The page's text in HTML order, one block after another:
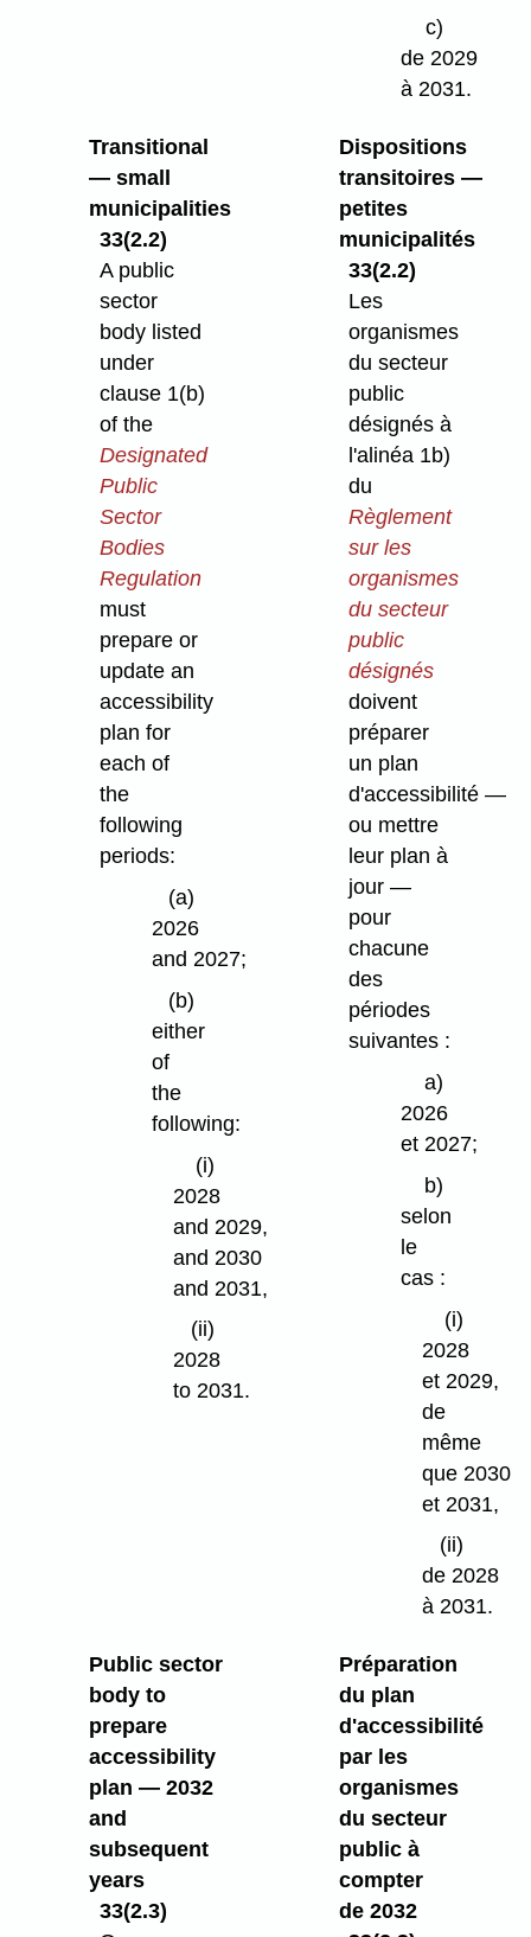
c)
de 2029
à 2031.
Transitional
— small
municipalities
33(2.2)
A public
sector
body listed
under
clause 1(b)
of the
Designated
Public
Sector
Bodies
Regulation
must
prepare or
update an
accessibility
plan for
each of
the
following
periods:
(a)
2026
and 2027;
(b)
either
of
the
following:
(i)
2028
and 2029,
and 2030
and 2031,
(ii)
2028
to 2031.
Dispositions
transitoires —
petites
municipalités
33(2.2)
Les
organismes
du secteur
public
désignés à
l'alinéa 1b)
du
Règlement
sur les
organismes
du secteur
public
désignés
doivent
préparer
un plan
d'accessibilité —
ou mettre
leur plan à
jour —
pour
chacune
des
périodes
suivantes :
a)
2026
et 2027;
b)
selon
le
cas :
(i)
2028
et 2029,
de
même
que 2030
et 2031,
(ii)
de 2028
à 2031.
Public sector
body to
prepare
accessibility
plan — 2032
and
subsequent
years
33(2.3)
Préparation
du plan
d'accessibilité
par les
organismes
du secteur
public à
compter
de 2032